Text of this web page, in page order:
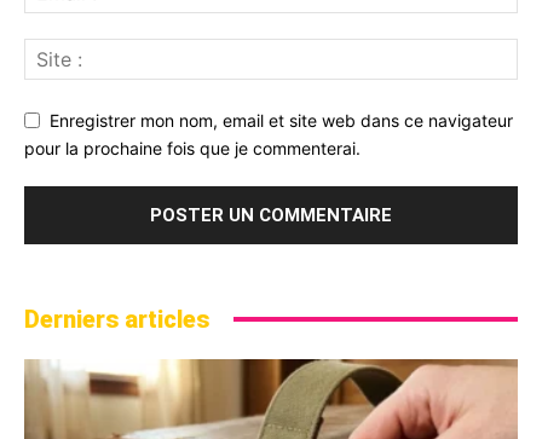
Enregistrer mon nom, email et site web dans ce navigateur
pour la prochaine fois que je commenterai.
Derniers articles